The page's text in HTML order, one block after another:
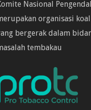
Nasional
organisasi
bergerak dalam
tembakau